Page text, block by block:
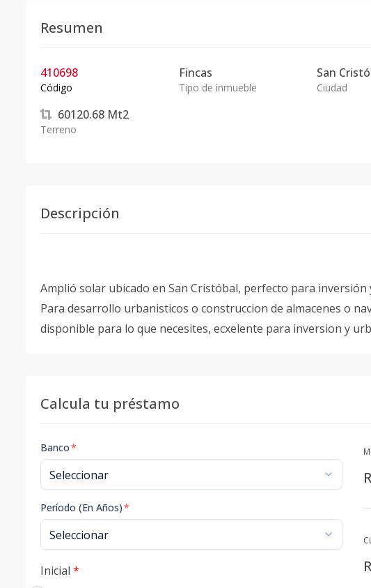
Resumen
410698
Código
Fincas
Tipo de inmueble
San
Ciudad
60120.68 Mt2
Terreno
Descripción
Amplió solar ubicado en San Cristóbal, perfecto para inversión
Para desarrollo urbanisticos o construccion de almacenes o
disponible para lo que necesites, ecxelente para inversion y
Calcula tu préstamo
Banco*
Período (En Años)*
Inicial *